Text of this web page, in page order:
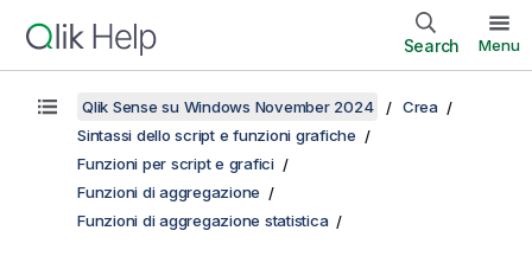
Search Menu
Qlik Sense su Windows November 2024
Crea
Sintassi dello script e funzioni grafiche
Funzioni per script e grafici
Funzioni di aggregazione
Funzioni di aggregazione statistica